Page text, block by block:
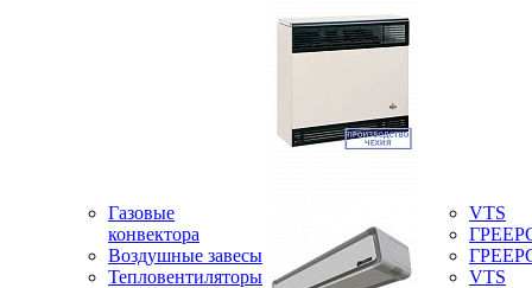
Газовые
конвектора
Воздушные завесы
Тепловентиляторы
VTS
VTS